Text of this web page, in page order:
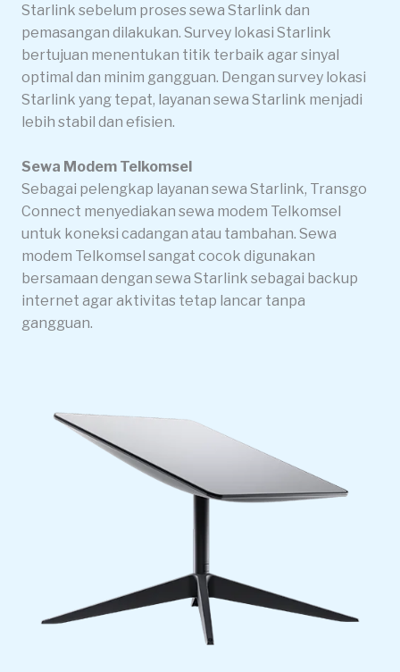
Starlink sebelum proses sewa Starlink dan
pemasangan dilakukan. Survey lokasi Starlink
bertujuan menentukan titik terbaik agar sinyal
optimal dan minim gangguan. Dengan survey lokasi
Starlink yang tepat, layanan sewa Starlink menjadi
lebih stabil dan efisien.
Sewa Modem Telkomsel
Sebagai pelengkap layanan sewa Starlink, Transgo
Connect menyediakan sewa modem Telkomsel
untuk koneksi cadangan atau tambahan. Sewa
modem Telkomsel sangat cocok digunakan
bersamaan dengan sewa Starlink sebagai backup
internet agar aktivitas tetap lancar tanpa
gangguan.